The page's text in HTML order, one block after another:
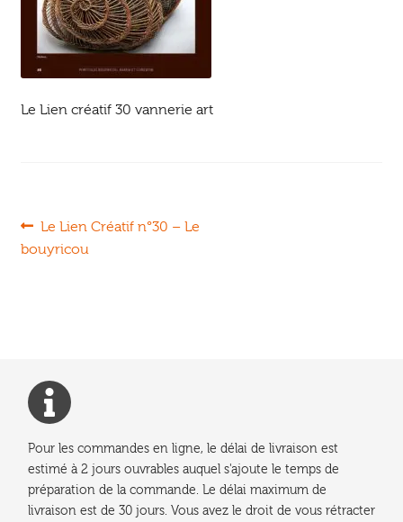
Le Lien créatif 30 vannerie art
Navigation
de
Article
précédent :
Le Lien Créatif n°30 – Le
bouyricou
Pour les commandes en ligne, le délai de livraison est
estimé à 2 jours ouvrables auquel s'ajoute le temps de
préparation de la commande. Le délai maximum de
livraison est de 30 jours. Vous avez le droit de vous rétracter